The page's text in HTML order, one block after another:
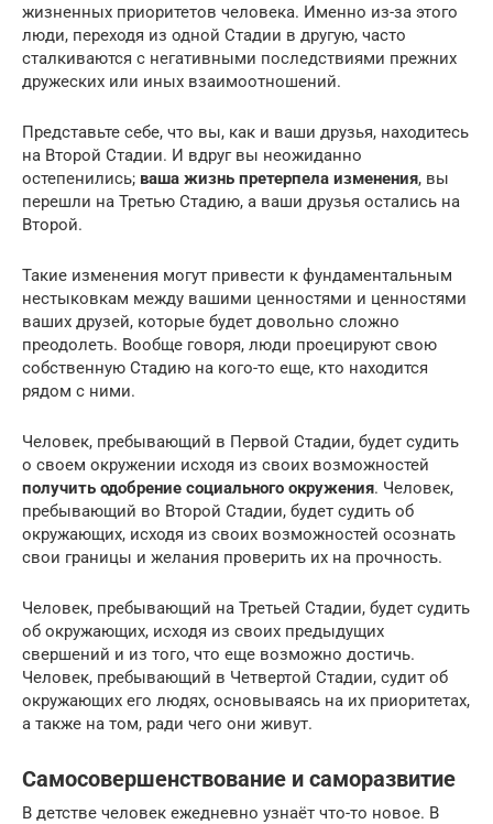
жизненных приоритетов человека. Именно из-за этого
люди, переходя из одной Стадии в другую, часто
сталкиваются с негативными последствиями прежних
дружеских или иных взаимоотношений.
Представьте себе, что вы, как и ваши друзья, находитесь
на Второй Стадии. И вдруг вы неожиданно
остепенились; ваша жизнь претерпела изменения, вы
перешли на Третью Стадию, а ваши друзья остались на
Второй.
Такие изменения могут привести к фундаментальным
нестыковкам между вашими ценностями и ценностями
ваших друзей, которые будет довольно сложно
преодолеть. Вообще говоря, люди проецируют свою
собственную Стадию на кого-то еще, кто находится
рядом с ними.
Человек, пребывающий в Первой Стадии, будет судить
о своем окружении исходя из своих возможностей
получить одобрение социального окружения. Человек,
пребывающий во Второй Стадии, будет судить об
окружающих, исходя из своих возможностей осознать
свои границы и желания проверить их на прочность.
Человек, пребывающий на Третьей Стадии, будет судить
об окружающих, исходя из своих предыдущих
свершений и из того, что еще возможно достичь.
Человек, пребывающий в Четвертой Стадии, судит об
окружающих его людях, основываясь на их приоритетах,
а также на том, ради чего они живут.
Самосовершенствование и саморазвитие
В детстве человек ежедневно узнаёт что-то новое. В